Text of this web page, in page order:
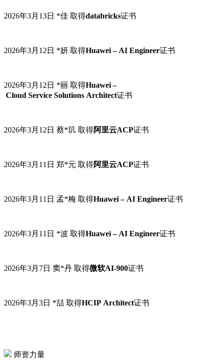
2026年3月13日 *佳 取得databricks证书
2026年3月12日 *妍 取得Huawei – AI Engineer证书
2026年3月12日 *丽 取得Huawei –
Cloud Service Solutions Architect证书
2026年3月12日 蔡*玑 取得阿里云ACP证书
2026年3月11日 郑*元 取得阿里云ACP证书
2026年3月11日 孟*梅 取得Huawei – AI Engineer证书
2026年3月11日 *波 取得Huawei – AI Engineer证书
2026年3月7日 窦*丹 取得微软AI-900证书
2026年3月3日 *喆 取得HCIP Architect证书
师资力量